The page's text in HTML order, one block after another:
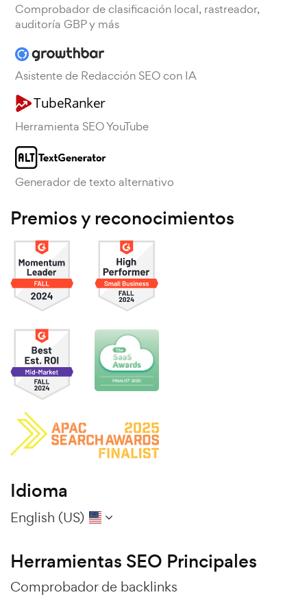
Comprobador de clasificación local, rastreador,
auditoría GBP y más
Asistente de Redacción SEO con IA
Herramienta SEO YouTube
Generador de texto alternativo
Premios y reconocimientos
Idioma
English (US)
Herramientas SEO Principales
Comprobador de backlinks